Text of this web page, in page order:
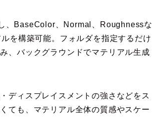
、BaseColor、Normal、Roughnessな
を構築可能。フォルダを指定するだけ
、バックグラウンドでマテリアル生成
ディスプレイスメントの強さなどをス
ても、マテリアル全体の質感やスケー